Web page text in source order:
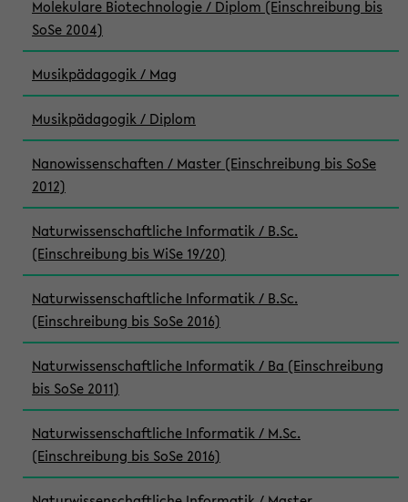
Molekulare Biotechnologie / Diplom (Einschreibung bis
SoSe 2004)
Musikpädagogik / Mag
Musikpädagogik / Diplom
Nanowissenschaften / Master (Einschreibung bis SoSe
2012)
Naturwissenschaftliche Informatik / B.Sc.
(Einschreibung bis WiSe 19/20)
Naturwissenschaftliche Informatik / B.Sc.
(Einschreibung bis SoSe 2016)
Naturwissenschaftliche Informatik / Ba (Einschreibung
bis SoSe 2011)
Naturwissenschaftliche Informatik / M.Sc.
(Einschreibung bis SoSe 2016)